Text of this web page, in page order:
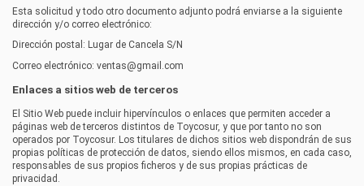
Esta solicitud y todo otro documento adjunto podrá enviarse a la siguiente
dirección y/o correo electrónico:
Dirección postal: Lugar de Cancela S/N
Correo electrónico: ventas@gmail.com
Enlaces a sitios web de terceros
El Sitio Web puede incluir hipervínculos o enlaces que permiten acceder a
páginas web de terceros distintos de Toycosur, y que por tanto no son
operados por Toycosur. Los titulares de dichos sitios web dispondrán de sus
propias políticas de protección de datos, siendo ellos mismos, en cada caso,
responsables de sus propios ficheros y de sus propias prácticas de
privacidad.